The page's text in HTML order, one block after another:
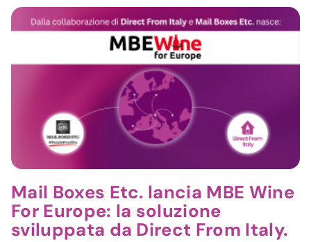
Mail Boxes Etc. lancia MBE Wine
For Europe: la soluzione
sviluppata da Direct From Italy.